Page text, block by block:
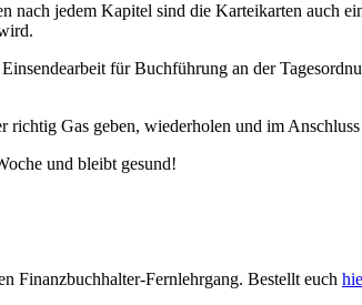
nach jedem Kapitel sind die Karteikarten auch
für Buchführung an der
richtig Gas geben, wiederholen und im
und bleibt gesund!
Finanzbuchhalter-Fernlehrgang. Bestellt euch